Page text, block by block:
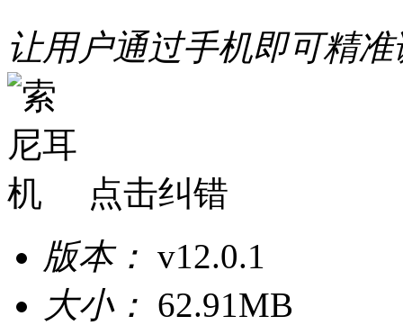
让用户通过手机即可精
点击纠错
版本： v12.0.1
大小： 62.91MB